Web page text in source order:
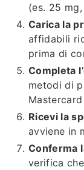
(es. 25
Carica la
affidabili
prima di
Completa
metodi di
Ricevi la
avviene in
Conferma
verifica